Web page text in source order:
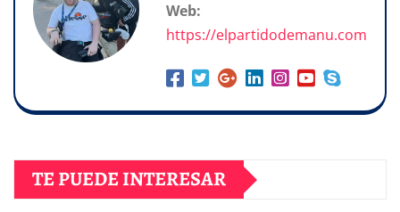
Web:
https://elpartidodemanu.com
TE PUEDE INTERESAR